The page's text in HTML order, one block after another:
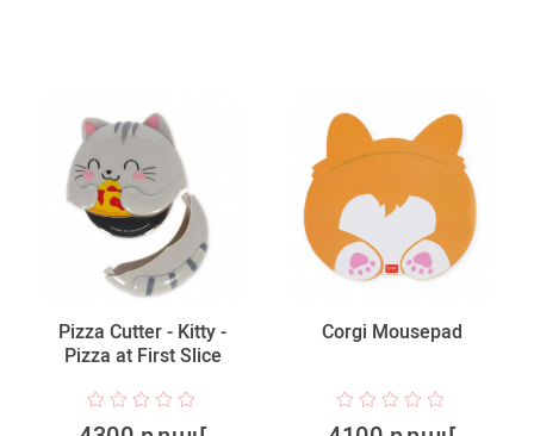
Pizza Cutter - Kitty -
Pizza at First Slice
Corgi Mousepad